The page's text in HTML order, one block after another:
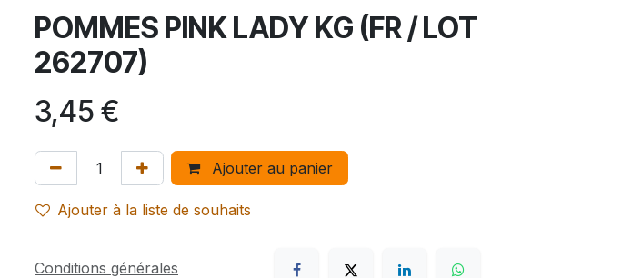
POMMES PINK LADY KG (FR / LOT
262707)
3,45 €
Ajouter au panier
Ajouter à la liste de souhaits
Conditions générales